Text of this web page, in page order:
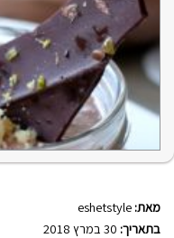
מאת: eshetstyle
בתאריך: